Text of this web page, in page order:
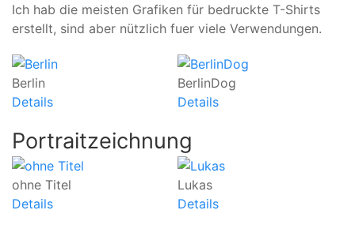
Ich hab die meisten Grafiken für bedruckte T-Shirts
erstellt, sind aber nützlich fuer viele Verwendungen.
Berlin
Details
BerlinDog
Details
Portraitzeichnung
ohne Titel
Details
Lukas
Details